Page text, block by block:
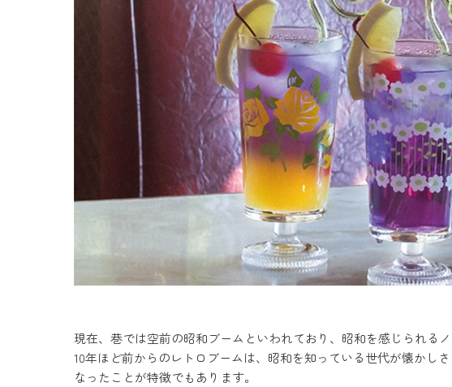
現在、巷では空前の昭和ブームといわれており、昭和を感じられる
10年ほど前からのレトロブームは、昭和を知っている世代が懐かし
なったことが特徴でもあります。